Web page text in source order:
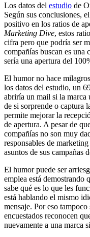
Los datos del estudio de
Según sus conclusiones,
positivo en los ratios de
Marketing Dive, estos
cifra pero que podría ser
compañías buscan es
sería una apertura del
El humor no hace
los datos del estudio, un
abriría un mail si la marca
de si sorprende o captura
permite mejorar la
de apertura. A pesar de
compañías no son muy
responsables de
asuntos de sus campañas
El humor puede ser
emplea está demostrando
sabe qué es lo que les
está hablando el mismo
mensaje. Por eso
encuestados reconocen
nuevamente a una marca